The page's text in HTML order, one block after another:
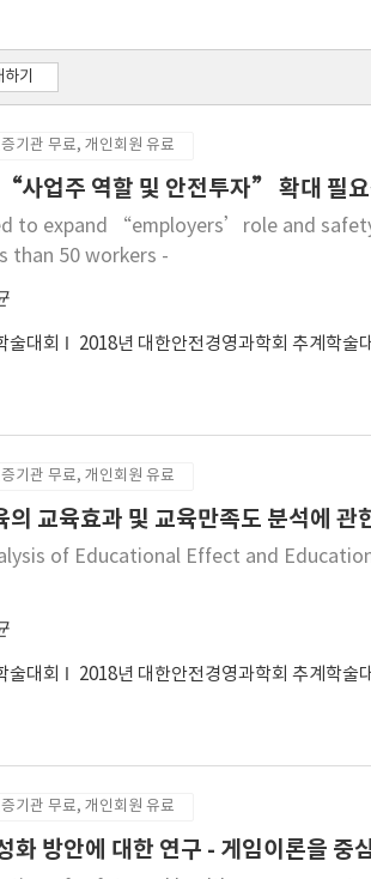
기
기관 무료, 개인회원 유료
사업주 역할 및 안전투자” 확대 필
to expand “employers’role and
than 50 workers -
술대회 2018년 대한안전경영과학회 추계학술
기관 무료, 개인회원 유료
의 교육효과 및 교육만족도 분석에 관
of Educational Effect and
술대회 2018년 대한안전경영과학회 추계학술
기관 무료, 개인회원 유료
화 방안에 대한 연구 - 게임이론을 중